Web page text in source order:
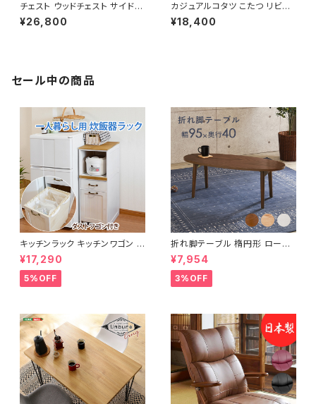
チェスト ウッドチェスト サイドチ
ェスト レトロ 幅42 奥行32 高
さ100 新生活 模様替え
¥26,800
カジュアルコタツ こたつ リビン
グコタツ こたつテーブル ローテ
ーブル リビングテーブル 木製
¥18,400
セール中の商品
キッチンラック キッチンワゴン キ
ャスター付き 収納ラック 一人暮
らし スリムキッチンラック 幅30
cm 完成品
¥17,290
5%OFF
折れ脚テーブル 楕円形 ローテ
ーブル センターテーブル リビン
グテーブル 天然木 幅95 3色展
開
¥7,954
3%OFF